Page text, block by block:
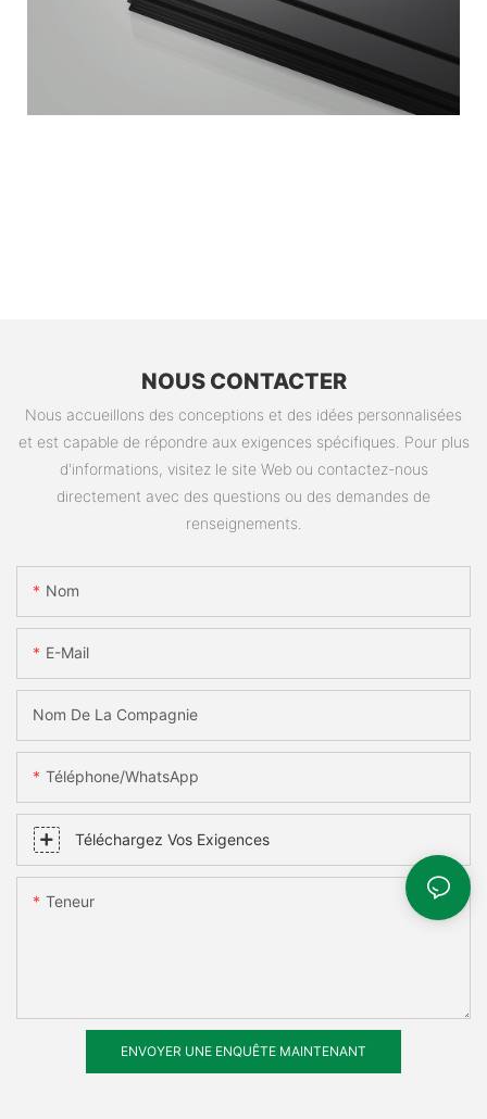
NOUS CONTACTER
Nous accueillons des conceptions et des idées personnalisées
et est capable de répondre aux exigences spécifiques. Pour plus
d'informations, visitez le site Web ou contactez-nous
directement avec des questions ou des demandes de
renseignements.
Nom
E-Mail
Nom De La Compagnie
Téléphone/WhatsApp
Téléchargez Vos Exigences
Teneur
ENVOYER UNE ENQUÊTE MAINTENANT